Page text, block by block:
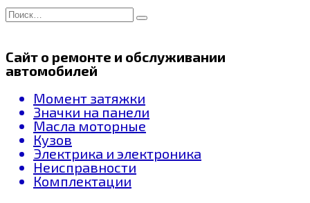
Перейти
к
Search
for:
Сайт о ремонте и обслуживании
автомобилей
Момент затяжки
Значки на панели
Масла моторные
Кузов
Электрика и электроника
Неисправности
Комплектации